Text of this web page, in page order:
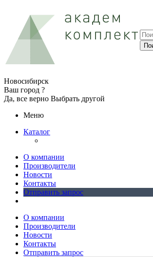
Новосибирск
Ваш город ?
Да, все верно Выбрать другой
Меню
Каталог
О компании
Производители
Новости
Контакты
Отправить запрос
О компании
Производители
Новости
Контакты
Отправить запрос